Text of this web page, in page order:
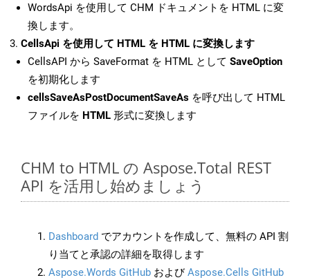
WordsApi を使用して CHM ドキュメントを HTML に変
換します。
CellsApi を使用して HTML を HTML に変換します
CellsAPI から SaveFormat を HTML として SaveOption
を初期化します
cellsSaveAsPostDocumentSaveAs を呼び出して HTML
ファイルを HTML 形式に変換します
CHM to HTML の Aspose.Total REST
API を活用し始めましょう
Dashboard でアカウントを作成して、無料の API 割
り当てと承認の詳細を取得します
Aspose.Words GitHub およびAspose.Cells GitHub